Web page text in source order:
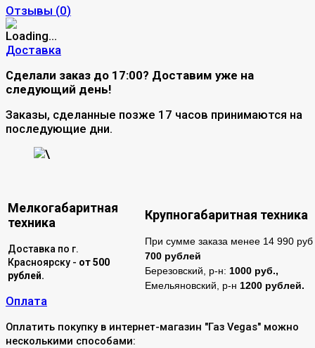
Отзывы (0)
Доставка
Сделали заказ до 17:00? Доставим уже на
следующий день!
Заказы, сделанные позже 17 часов принимаются на
последующие дни.
\
Мелкогабаритная
техника
Крупногабаритная техника
Доставка по г.
Красноярску - от 500
рублей.
При сумме заказа менее 14 990 руб
700 рублей
Березовский, р-н: 1000 руб.,
Емельяновский, р-н 1200 рублей.
Оплата
Оплатить покупку в интернет-магазин "Газ Vegas" можно
несколькими способами: